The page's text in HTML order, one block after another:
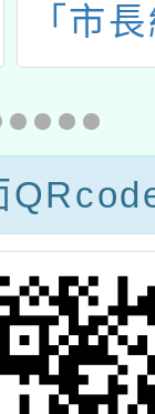
「市
國中
的一